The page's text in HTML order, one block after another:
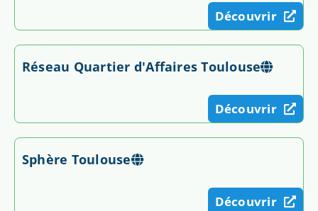
Découvrir
Réseau Quartier d'Affaires Toulouse
Découvrir
Sphère Toulouse
Découvrir